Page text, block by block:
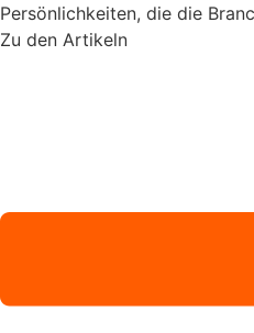
Persönlichkeiten, die die
Zu den Artikeln